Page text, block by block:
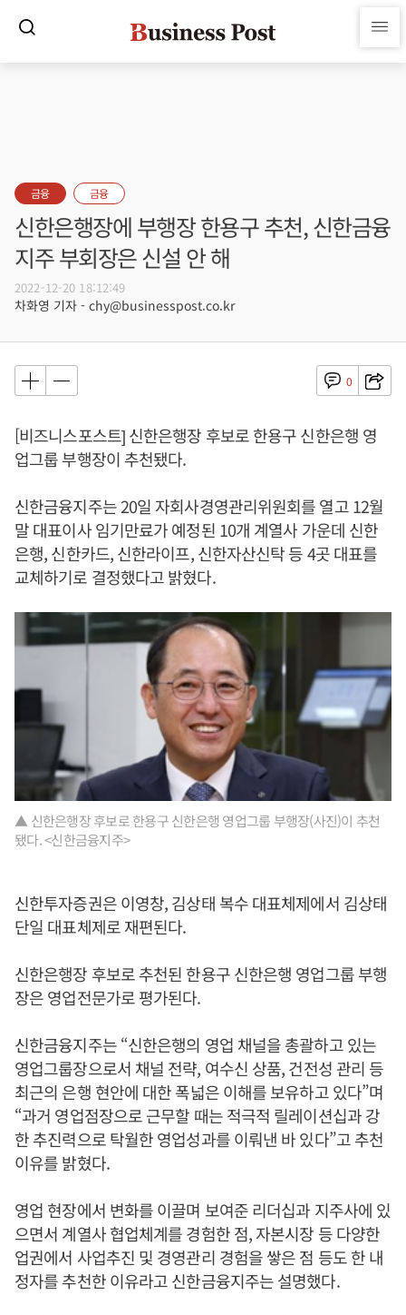
금융 금융
신한은행장에 부행장 한용구 추천, 신한금융
지주 부회장은 신설 안 해
2022-12-20 18:12:49
차화영 기자 - chy@businesspost.co.kr
0
[비즈니스포스트] 신한은행장 후보로 한용구 신한은행 영
업그룹 부행장이 추천됐다.
신한금융지주는 20일 자회사경영관리위원회를 열고 12월
말 대표이사 임기만료가 예정된 10개 계열사 가운데 신한
은행, 신한카드, 신한라이프, 신한자산신탁 등 4곳 대표를
교체하기로 결정했다고 밝혔다.
▲ 신한은행장 후보로 한용구 신한은행 영업그룹 부행장(사진)이 추천
됐다. <신한금융지주>
신한투자증권은 이영창, 김상태 복수 대표체제에서 김상태
단일 대표체제로 재편된다.
신한은행장 후보로 추천된 한용구 신한은행 영업그룹 부행
장은 영업전문가로 평가된다.
신한금융지주는 “신한은행의 영업 채널을 총괄하고 있는
영업그룹장으로서 채널 전략, 여수신 상품, 건전성 관리 등
최근의 은행 현안에 대한 폭넓은 이해를 보유하고 있다”며
“과거 영업점장으로 근무할 때는 적극적 릴레이션십과 강
한 추진력으로 탁월한 영업성과를 이뤄낸 바 있다”고 추천
이유를 밝혔다.
영업 현장에서 변화를 이끌며 보여준 리더십과 지주사에 있
으면서 계열사 협업체계를 경험한 점, 자본시장 등 다양한
업권에서 사업추진 및 경영관리 경험을 쌓은 점 등도 한 내
정자를 추천한 이유라고 신한금융지주는 설명했다.